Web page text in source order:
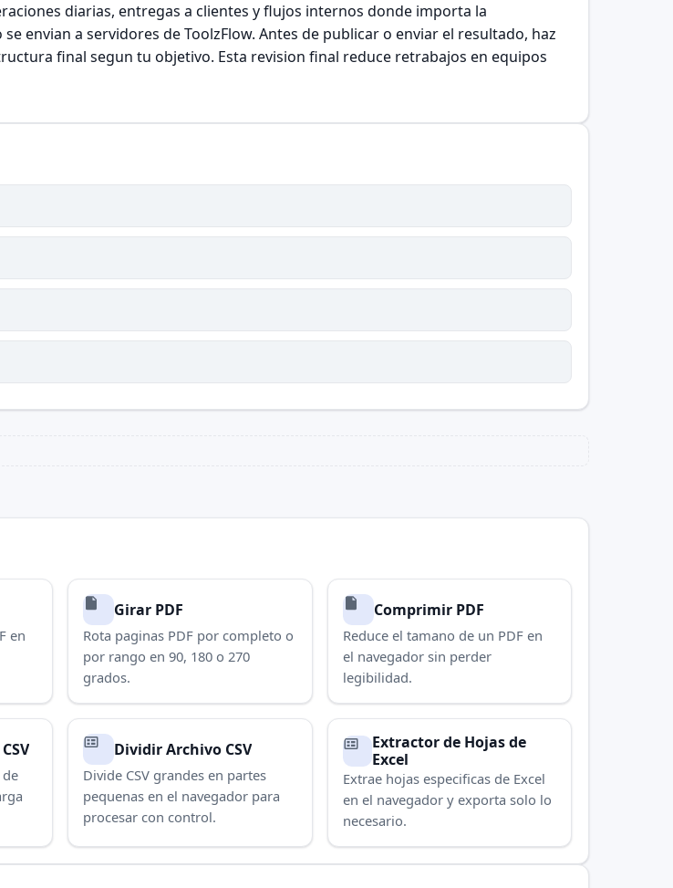
diarias, entregas a clientes y flujos internos donde importa la
envian a servidores de ToolzFlow. Antes de publicar o enviar el resultado, haz
final segun tu objetivo. Esta revision final reduce retrabajos en equipos
en
Girar PDF
Rota paginas PDF por completo o
por rango en 90, 180 o 270
grados.
Comprimir PDF
Reduce el tamano de un PDF en
el navegador sin perder
legibilidad.
Dividir Archivo CSV
Divide CSV grandes en partes
pequenas en el navegador para
procesar con control.
Extractor de Hojas de
Excel
Extrae hojas especificas de Excel
en el navegador y exporta solo lo
necesario.